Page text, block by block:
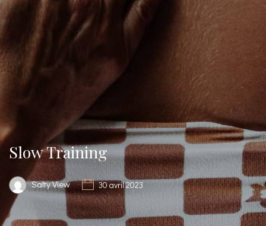
Slow Training
Salty View 30 avril 2023